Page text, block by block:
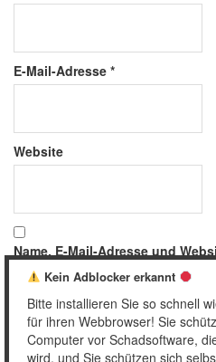
E-Mail-Adresse *
Website
Name, E-Mail-Adresse und
meinen nächsten Kommentar
Kein Adblocker erkannt
Bitte installieren Sie so schnell
für ihren Webbrowser! Sie
Computer vor Schadsoftware,
wird, und Sie schützen sich